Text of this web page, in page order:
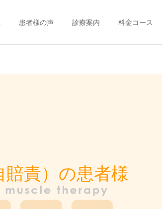
患者様の声 診療案内 料金コース
賠責）の患者様